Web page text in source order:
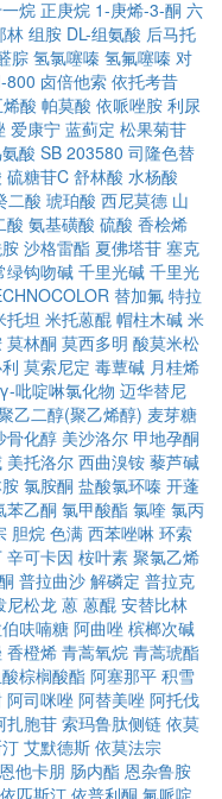
烷 正庚烷 1-庚烯-3-酮 六
林 组胺 DL-组氨酸 后马托
腙 氢氯噻嗪 氢氟噻嗪 对
800 卤倍他索 依托考昔
酸 帕莫酸 依哌唑胺 利尿
爱康宁 蓝蓟定 松果菊苷
酸 SB 203580 司隆色替
硫糖苷C 舒林酸 水杨酸
二酸 琥珀酸 西尼莫德 山
酸 氨基磺酸 硫酸 香桧烯
沙格雷酯 夏佛塔苷 塞克
绿钩吻碱 千里光碱 千里光
替加氟 特拉
托坦 米托蒽醌 帽柱木碱 米
莫林酮 莫西多明 酸莫米松
莫索尼定 毒蕈碱 月桂烯
吡啶啉氯化物 迈华替尼
乙二醇(聚乙烯醇) 麦芽糖
骨化醇 美沙洛尔 甲地孕酮
美托洛尔 西曲溴铵 藜芦碱
氯胺酮 盐酸氯环嗪 开蓬
苯乙酮 氯甲酸酯 氯喹 氯丙
胆烷 色满 西苯唑啉 环索
辛可卡因 桉叶素 聚氯乙烯
普拉曲沙 解磷定 普拉克
尼松龙 蒽 蒽醌 安替比林
呋喃糖 阿曲唑 槟榔次碱
香橙烯 青蒿氧烷 青蒿琥酯
棕榈酸酯 阿塞那平 积雪
阿司咪唑 阿替美唑 阿托伐
扎胞苷 索玛鲁肽侧链 依莫
艾默德斯 依莫法宗
恩他卡朋 肠内酯 恩杂鲁胺
依匹斯汀 依普利酮 氟哌啶